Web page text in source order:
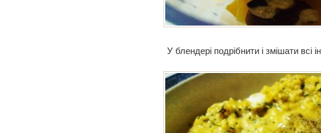
У блендері подрібнити і змішати всі